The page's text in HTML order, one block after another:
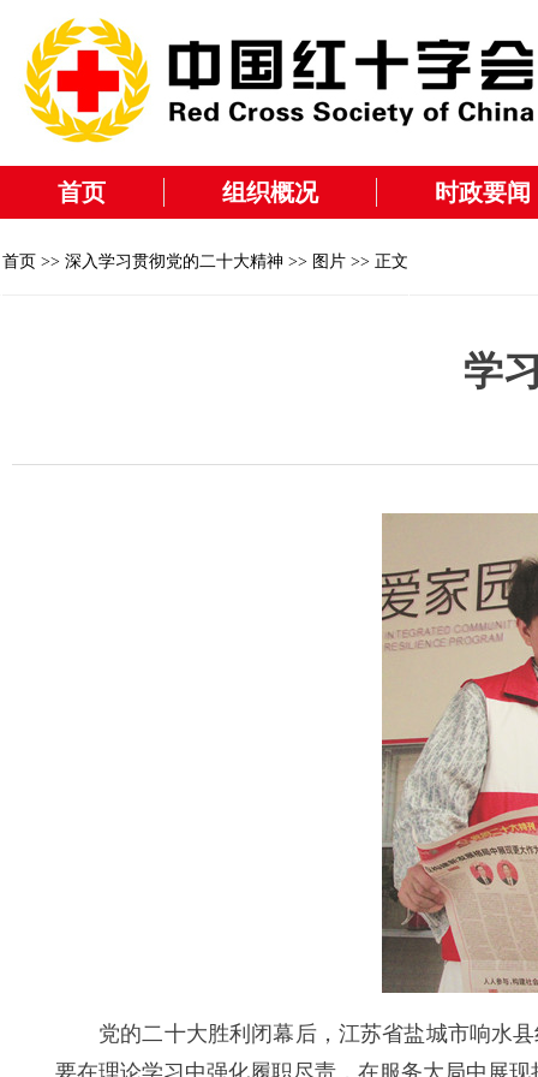
首页 组织概况 时政要闻
首页 >> 深入学习贯彻党的二十大精神 >> 图片 >> 正文
学
党的二十大胜利闭幕后，江苏省盐城市响水
要在理论学习中强化履职尽责，在服务大局中展